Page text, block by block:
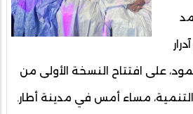
على افتتاح النسخة الأولى من
مساء أمس في مدينة أطار.